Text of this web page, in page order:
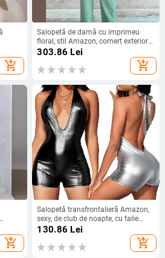
gol,
add_shopping_cart
Salopetă de damă cu imprimeu
floral, stil Amazon, comerț exterior
transfrontalier, modă, agrement,
curea de condoleanțe, petrecere,
multi-ocazie, pantaloni
303.86 Lei
add_shopping_cart
add_shopping_cart
Salopetă transfrontalieră Amazon,
sexy, de club de noapte, cu talie
înaltă, strâmtă, fără spate, cu șiret
130.86 Lei
add_shopping_cart